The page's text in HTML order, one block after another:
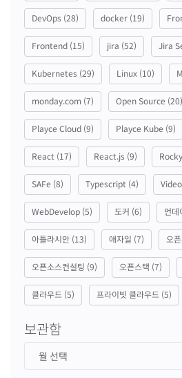
DevOps (28) docker (19)
Frontend (15) jira (52) Jira
Kubernetes (29) Linux (10)
monday.com (7) Open Source (20)
Playce Cloud (9) Playce Kube (9)
React (17) React.js (9)
SAFe (8) Typescript (4) Video
WebDevelop (5) 도커 (6) 먼데
아틀라시안 (13) 애자일 (7) 오
오픈소스컨설팅 (9) 오픈스택 (7)
클라우드 (5) 프라이빗 클라우드 (5)
보관함